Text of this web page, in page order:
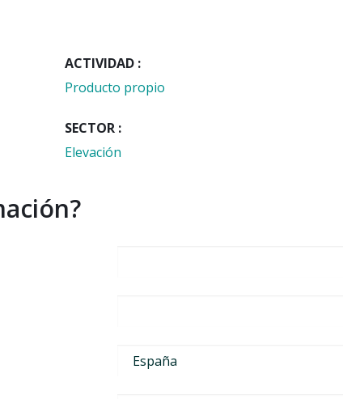
ACTIVIDAD :
Producto propio
SECTOR :
Elevación